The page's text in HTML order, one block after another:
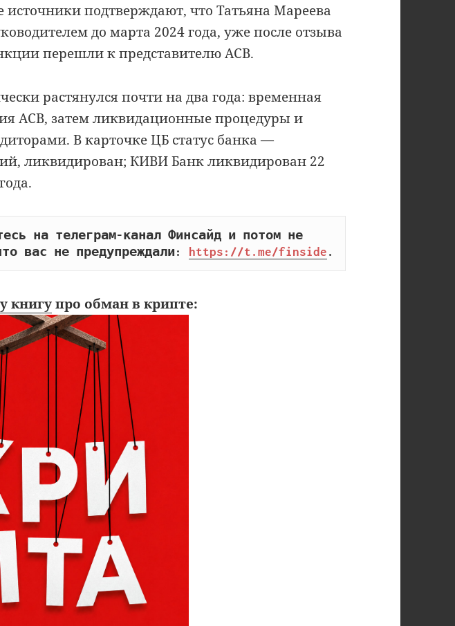
источники подтверждают, что Татьяна Мареева
до марта 2024 года, уже после отзыва
перешли к представителю АСВ.
растянулся почти на два года: временная
АСВ, затем ликвидационные процедуры и
В карточке ЦБ статус банка —
ликвидирован; КИВИ Банк ликвидирован 22
на телеграм-канал Финсайд и потом не
вас не предупреждали:
https://t.me/finside .
книгупро обман в крипте: